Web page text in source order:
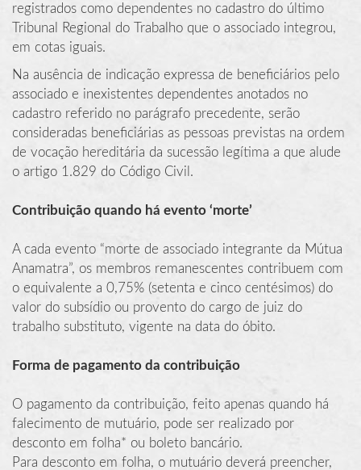
registrados como dependentes no cadastro do último
Tribunal Regional do Trabalho que o associado integrou,
em cotas iguais.
Na ausência de indicação expressa de beneficiários pelo
associado e inexistentes dependentes anotados no
cadastro referido no parágrafo precedente, serão
consideradas beneficiárias as pessoas previstas na ordem
de vocação hereditária da sucessão legítima a que alude
o artigo 1.829 do Código Civil.
Contribuição quando há evento ‘morte’
A cada evento “morte de associado integrante da Mútua
Anamatra”, os membros remanescentes contribuem com
o equivalente a 0,75% (setenta e cinco centésimos) do
valor do subsídio ou provento do cargo de juiz do
trabalho substituto, vigente na data do óbito.
Forma de pagamento da contribuição
O pagamento da contribuição, feito apenas quando há
falecimento de mutuário, pode ser realizado por
desconto em folha* ou boleto bancário.
Para desconto em folha, o mutuário deverá preencher,